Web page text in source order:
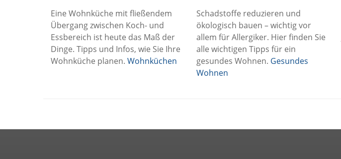
Eine Wohnküche mit fließendem
Übergang zwischen Koch- und
Essbereich ist heute das Maß der
Dinge. Tipps und Infos, wie Sie Ihre
Wohnküche planen. Wohnküchen
Schadstoffe reduzieren und
ökologisch bauen – wichtig vor
allem für Allergiker. Hier finden Sie
alle wichtigen Tipps für ein
gesundes Wohnen. Gesundes
Wohnen